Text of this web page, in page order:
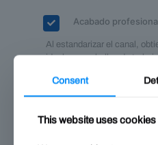
Acabado
Al estandarizar el canal,
ideal para caballos de
Consent
This website uses cookies